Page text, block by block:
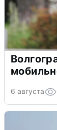
6 августа